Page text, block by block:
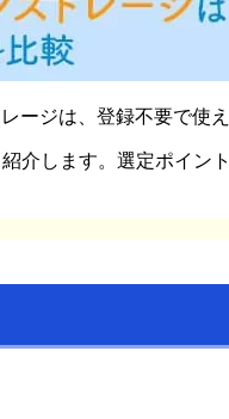
ージは、登録不要で
介します。選定ポイ